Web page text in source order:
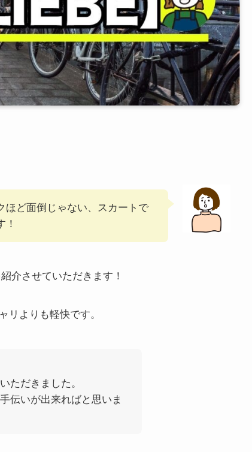
ほど面倒じゃない、スカートで
！
介させていただきます！
リよりも軽快です。
ただきました。
伝いが出来ればと思いま